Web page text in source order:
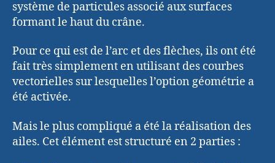
système de particules associé aux surfaces
formant le haut du crâne.
Pour ce qui est de l’arc et des flèches, ils ont été
fait très simplement en utilisant des courbes
vectorielles sur lesquelles l’option géométrie a
été activée.
Mais le plus compliqué a été la réalisation des
ailes. Cet élément est structuré en 2 parties :